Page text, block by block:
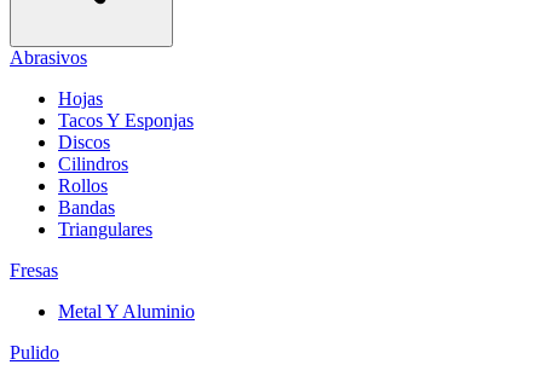
Abrasivos
Hojas
Tacos Y Esponjas
Discos
Cilindros
Rollos
Bandas
Triangulares
Fresas
Metal Y Aluminio
Pulido